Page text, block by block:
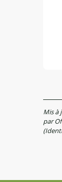
Mis à
par